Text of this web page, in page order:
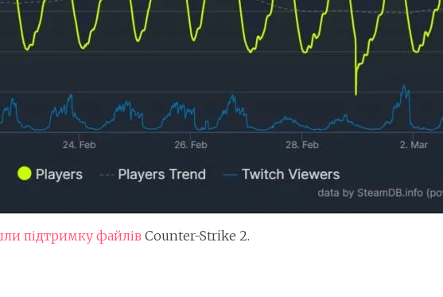
підтримку файлів Counter-Strike 2.